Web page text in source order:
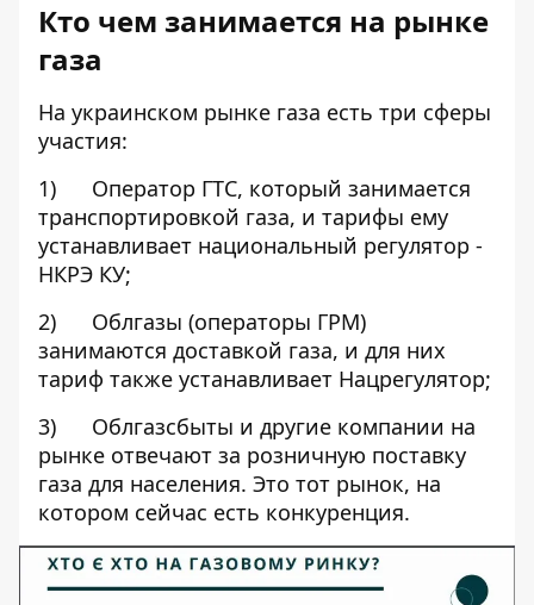
Кто чем занимается на рынке
газа
На украинском рынке газа есть три сферы
участия:
1) Оператор ГТС, который занимается
транспортировкой газа, и тарифы ему
устанавливает национальный регулятор -
НКРЭ КУ;
2) Облгазы (операторы ГРМ)
занимаются доставкой газа, и для них
тариф также устанавливает Нацрегулятор;
3) Облгазсбыты и другие компании на
рынке отвечают за розничную поставку
газа для населения. Это тот рынок, на
котором сейчас есть конкуренция.